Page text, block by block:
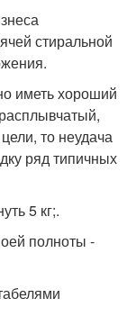
стиральной
иметь хороший
то неудача
ряд типичных
5 кг;.
полноты -